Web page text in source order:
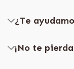
¿Te
¡No te